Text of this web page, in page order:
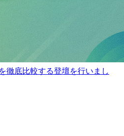
徹底比較する登壇を行いまし